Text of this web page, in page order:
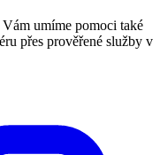
umíme pomoci také
přes prověřené služby v